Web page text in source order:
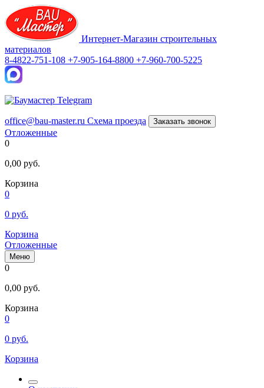
Интернет-Магазин строительных
материалов
8-4822-751-108 +7-905-164-8800 +7-960-700-5225
office@bau-master.ru Схема проезда Заказать звонок
Отложенные
0
0,00 руб.
Корзина
0
0 руб.
Корзина
Отложенные
Меню
0
0,00 руб.
Корзина
0
0 руб.
Корзина